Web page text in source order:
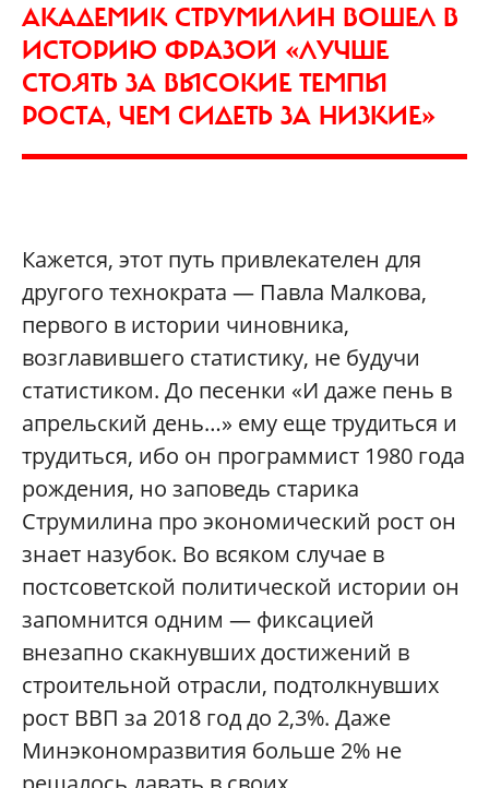
АКАДЕМИК СТРУМИЛИН ВОШЕЛ В
ИСТОРИЮ ФРАЗОЙ «ЛУЧШЕ
СТОЯТЬ ЗА ВЫСОКИЕ ТЕМПЫ
РОСТА, ЧЕМ СИДЕТЬ ЗА НИЗКИЕ»
Кажется, этот путь привлекателен для
другого технократа — Павла Малкова,
первого в истории чиновника,
возглавившего статистику, не будучи
статистиком. До песенки «И даже пень в
апрельский день…» ему еще трудиться и
трудиться, ибо он программист 1980 года
рождения, но заповедь старика
Струмилина про экономический рост он
знает назубок. Во всяком случае в
постсоветской политической истории он
запомнится одним — фиксацией
внезапно скакнувших достижений в
строительной отрасли, подтолкнувших
рост ВВП за 2018 год до 2,3%. Даже
Минэкономразвития больше 2% не